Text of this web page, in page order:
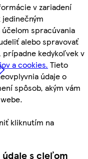
v zariadení
spracúvania
alebo spravovať
kedykoľvek v
a cookies. Tieto
údaje o
spôsob, akým vám
kliknutím na
s cieľom